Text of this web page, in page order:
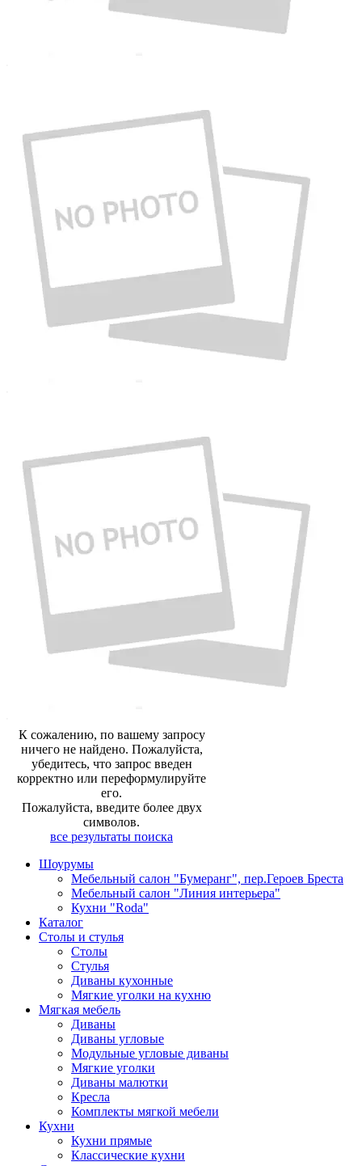
К сожалению, по вашему запросу
ничего не найдено. Пожалуйста,
убедитесь, что запрос введен
корректно или переформулируйте
его.
Пожалуйста, введите более двух
символов.
все результаты поиска
Шоурумы
Мебельный салон "Бумеранг", пер.Героев Бреста
Мебельный салон "Линия интерьера"
Кухни "Roda"
Каталог
Столы и стулья
Столы
Стулья
Диваны кухонные
Мягкие уголки на кухню
Мягкая мебель
Диваны
Диваны угловые
Модульные угловые диваны
Мягкие уголки
Диваны малютки
Кресла
Комплекты мягкой мебели
Кухни
Кухни прямые
Классические кухни